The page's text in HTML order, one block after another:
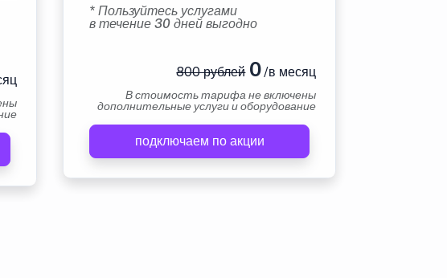
* Пользуйтесь услугами
в течение 30 дней выгодно
800 рублей0/в месяц
В стоимость тарифа не включены
дополнительные услуги и оборудование
подключаем по акции